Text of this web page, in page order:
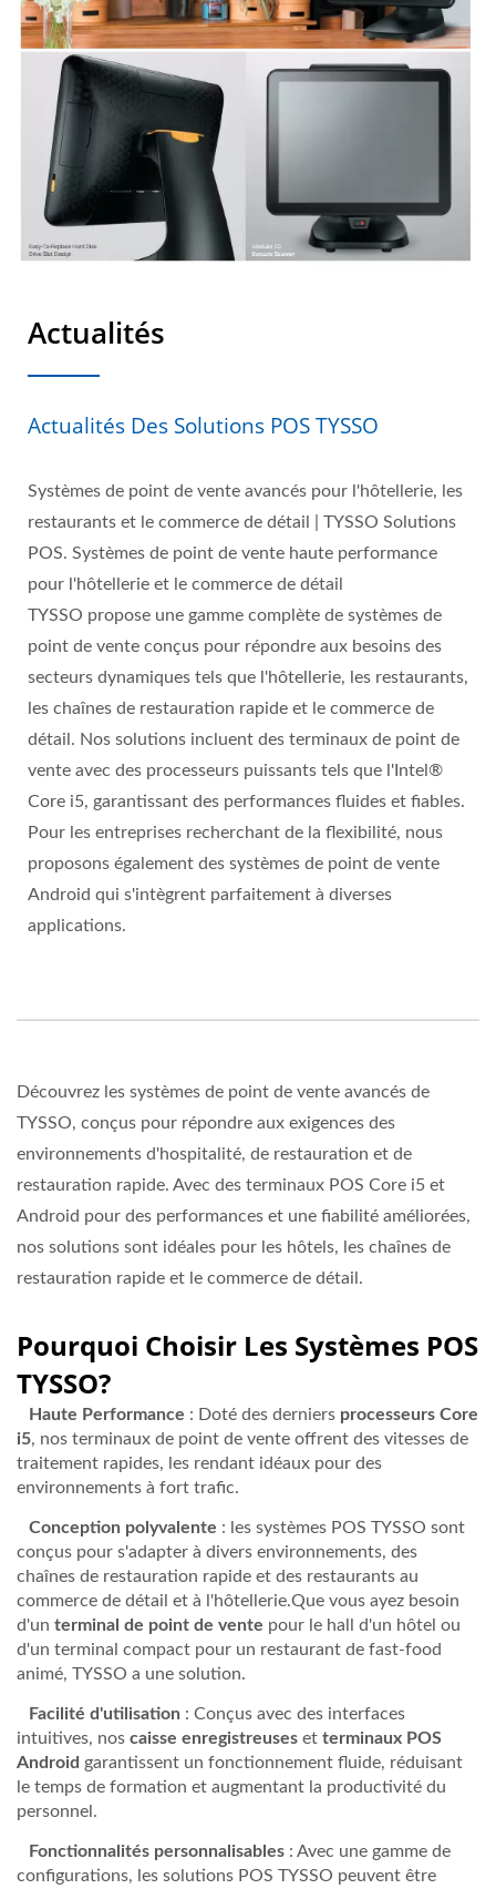
Actualités
Actualités Des Solutions POS TYSSO
Systèmes de point de vente avancés pour l'hôtellerie, les
restaurants et le commerce de détail | TYSSO Solutions
POS. Systèmes de point de vente haute performance
pour l'hôtellerie et le commerce de détail
TYSSO propose une gamme complète de systèmes de
point de vente conçus pour répondre aux besoins des
secteurs dynamiques tels que l'hôtellerie, les restaurants,
les chaînes de restauration rapide et le commerce de
détail. Nos solutions incluent des terminaux de point de
vente avec des processeurs puissants tels que l'Intel®
Core i5, garantissant des performances fluides et fiables.
Pour les entreprises recherchant de la flexibilité, nous
proposons également des systèmes de point de vente
Android qui s'intègrent parfaitement à diverses
applications.
Découvrez les systèmes de point de vente avancés de
TYSSO, conçus pour répondre aux exigences des
environnements d'hospitalité, de restauration et de
restauration rapide. Avec des terminaux POS Core i5 et
Android pour des performances et une fiabilité améliorées,
nos solutions sont idéales pour les hôtels, les chaînes de
restauration rapide et le commerce de détail.
Pourquoi Choisir Les Systèmes POS
TYSSO?
Haute Performance : Doté des derniers processeurs Core
i5, nos terminaux de point de vente offrent des vitesses de
traitement rapides, les rendant idéaux pour des
environnements à fort trafic.
Conception polyvalente : les systèmes POS TYSSO sont
conçus pour s'adapter à divers environnements, des
chaînes de restauration rapide et des restaurants au
commerce de détail et à l'hôtellerie.Que vous ayez besoin
d'un terminal de point de vente pour le hall d'un hôtel ou
d'un terminal compact pour un restaurant de fast-food
animé, TYSSO a une solution.
Facilité d'utilisation : Conçus avec des interfaces
intuitives, nos caisse enregistreuses et terminaux POS
Android garantissent un fonctionnement fluide, réduisant
le temps de formation et augmentant la productivité du
personnel.
Fonctionnalités personnalisables : Avec une gamme de
configurations, les solutions POS TYSSO peuvent être